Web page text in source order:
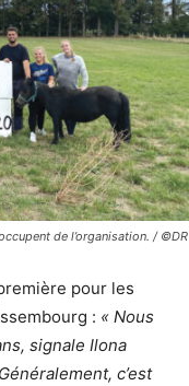
de l’organisation. / ©DR
pour les
: « Nous
signale Ilona
c’est